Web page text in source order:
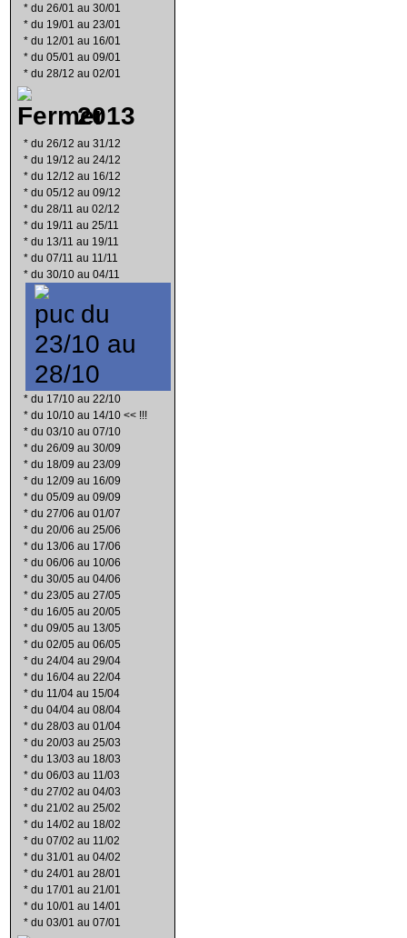
* du 26/01 au 30/01
* du 19/01 au 23/01
* du 12/01 au 16/01
* du 05/01 au 09/01
* du 28/12 au 02/01
2013
* du 26/12 au 31/12
* du 19/12 au 24/12
* du 12/12 au 16/12
* du 05/12 au 09/12
* du 28/11 au 02/12
* du 19/11 au 25/11
* du 13/11 au 19/11
* du 07/11 au 11/11
* du 30/10 au 04/11
du
23/10 au
28/10
* du 17/10 au 22/10
* du 10/10 au 14/10 << !!!
* du 03/10 au 07/10
* du 26/09 au 30/09
* du 18/09 au 23/09
* du 12/09 au 16/09
* du 05/09 au 09/09
* du 27/06 au 01/07
* du 20/06 au 25/06
* du 13/06 au 17/06
* du 06/06 au 10/06
* du 30/05 au 04/06
* du 23/05 au 27/05
* du 16/05 au 20/05
* du 09/05 au 13/05
* du 02/05 au 06/05
* du 24/04 au 29/04
* du 16/04 au 22/04
* du 11/04 au 15/04
* du 04/04 au 08/04
* du 28/03 au 01/04
* du 20/03 au 25/03
* du 13/03 au 18/03
* du 06/03 au 11/03
* du 27/02 au 04/03
* du 21/02 au 25/02
* du 14/02 au 18/02
* du 07/02 au 11/02
* du 31/01 au 04/02
* du 24/01 au 28/01
* du 17/01 au 21/01
* du 10/01 au 14/01
* du 03/01 au 07/01